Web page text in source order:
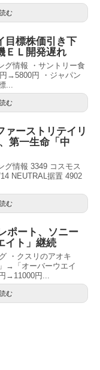
む
目標株価引き下
ＥＬ開発遅れ
グ情報 ・サントリー食
→5800円 ・ジャパン
...
む
ァーストリテイリ
第一生命「中
グ情報 3349 コスモス
NEUTRAL据置 4902
む
ポート、ソニー
イト」継続
・クスリのアオキ
→「オーバーウエイ
→11000円...
む